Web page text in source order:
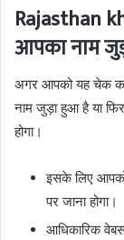
Rajasthan
आपका नाम
अगर आपको यह चेक
नाम जुड़ा हुआ है या
होगा।
इसके लिए
पर जाना होगा।
आधिकारिक